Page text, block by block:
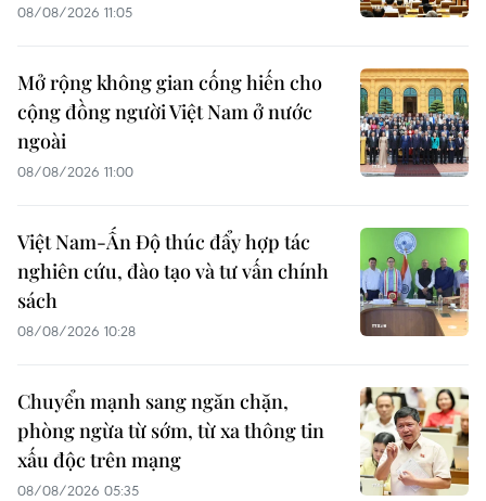
08/08/2026 11:05
Mở rộng không gian cống hiến cho
cộng đồng người Việt Nam ở nước
ngoài
08/08/2026 11:00
Việt Nam-Ấn Độ thúc đẩy hợp tác
nghiên cứu, đào tạo và tư vấn chính
sách
08/08/2026 10:28
Chuyển mạnh sang ngăn chặn,
phòng ngừa từ sớm, từ xa thông tin
xấu độc trên mạng
08/08/2026 05:35